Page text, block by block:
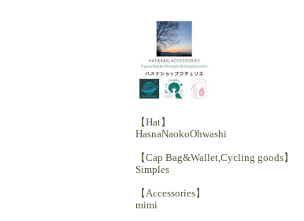
【Hat】
HasnaNaokoOhwashi
【Cap Bag&Wallet,Cycling goods】
Simples
【Accessories】
mimi